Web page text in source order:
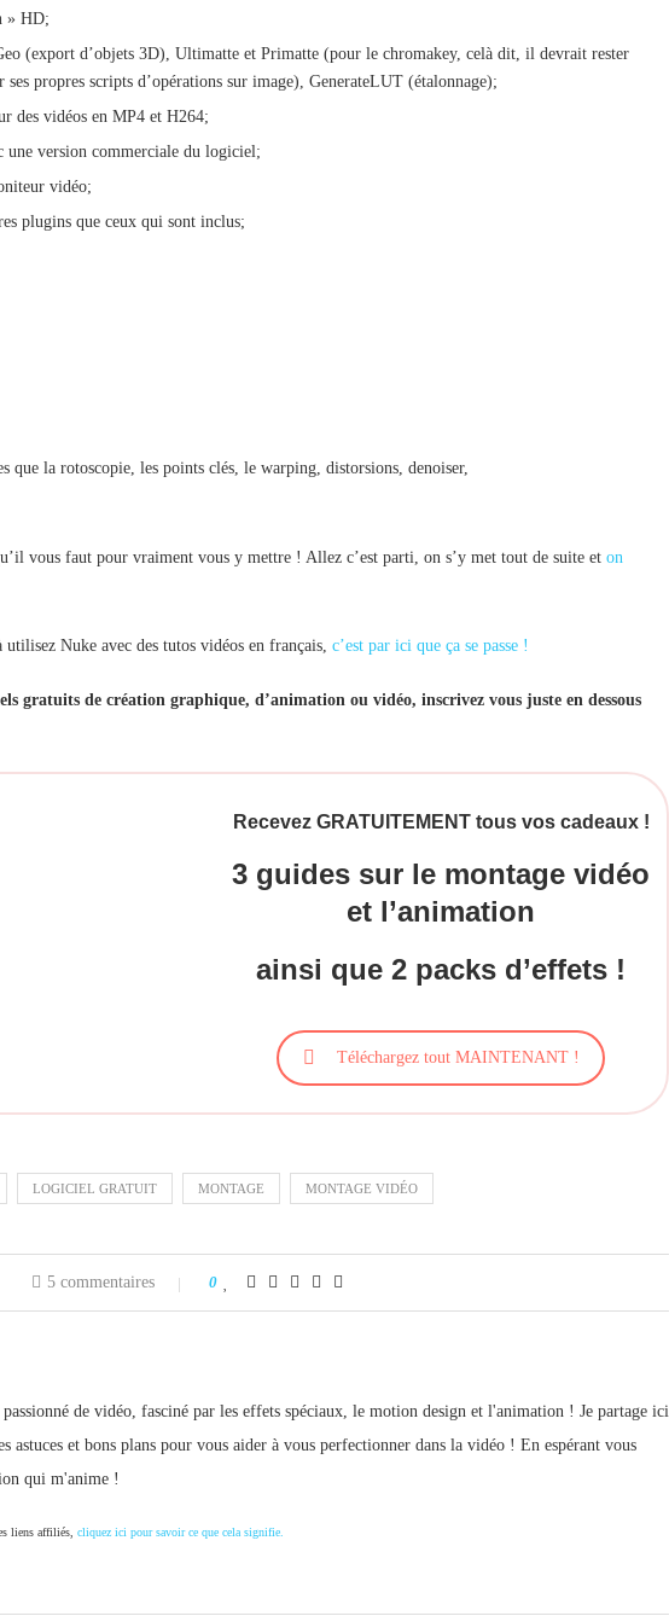
» HD;
(export d’objets 3D), Ultimatte et Primatte (pour le chromakey, celà dit, il devrait rester
propres scripts d’opérations sur image), GenerateLUT (étalonnage);
des vidéos en MP4 et H264;
une version commerciale du logiciel;
vidéo;
plugins que ceux qui sont inclus;
que la rotoscopie, les points clés, le warping, distorsions, denoiser,
vous faut pour vraiment vous y mettre ! Allez c’est parti, on s’y met tout de suite et on
Nuke avec des tutos vidéos en français, c’est par ici que ça se passe !
gratuits de création graphique, d’animation ou vidéo, inscrivez vous juste en dessous
Recevez GRATUITEMENT tous vos cadeaux !
3 guides sur le montage vidéo
et l’animation
ainsi que 2 packs d’effets !
Téléchargez tout MAINTENANT !
LOGICIEL GRATUIT MONTAGE MONTAGE VIDÉO
5 commentaires 0
de vidéo, fasciné par les effets spéciaux, le motion design et l'animation ! Je partage ici
astuces et bons plans pour vous aider à vous perfectionner dans la vidéo ! En espérant vous
qui m'anime !
liens affiliés, cliquez ici pour savoir ce que cela signifie.